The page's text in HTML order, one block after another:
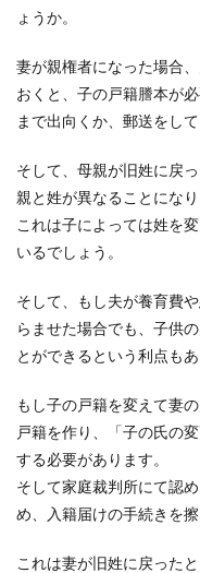
ょうか。
妻が親権者になった場合
おくと、子の戸籍謄本が
まで出向くか、郵送をし
そして、母親が旧姓に戻
親と姓が異なることになり
これは子によっては姓を
いるでしょう。
そして、もし夫が養育費
らませた場合でも、子供
とができるという利点もあ
もし子の戸籍を変えて妻
戸籍を作り、「子の氏の
する必要があります。
そして家庭裁判所にて認
め、入籍届けの手続きを
これは妻が旧姓に戻った